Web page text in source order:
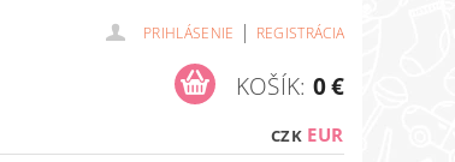
PRIHLÁSENIE | REGISTRÁCIA
CZK EUR
KOŠÍK: 0 €